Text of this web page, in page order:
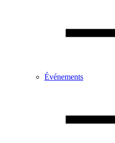
Événements